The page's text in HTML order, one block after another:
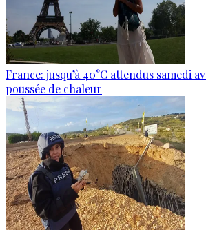
France: jusqu’à 40°C attendus samedi
poussée de chaleur